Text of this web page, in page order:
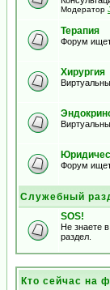
Модератор
Терапия
Форум ищет
Хирургия
Форум ищет
Служебный
SOS!
Не знаете
раздел.
Кто сейчас на